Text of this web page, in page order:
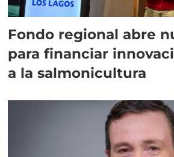
Fondo regional abre
para financiar
a la salmonicultura